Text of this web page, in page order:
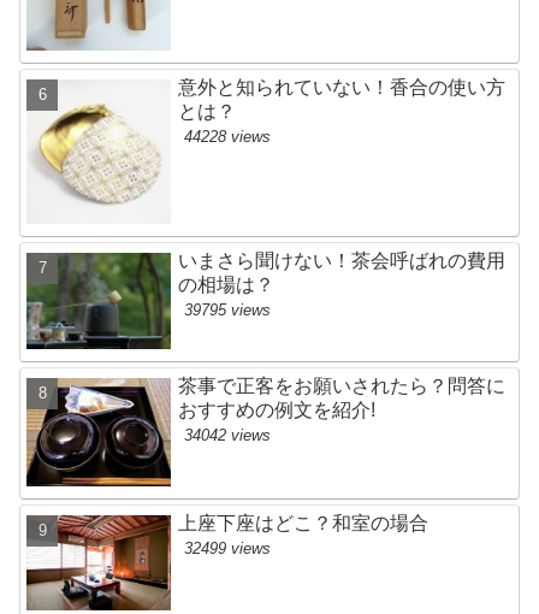
意外と知られていない！香合の使い方
とは？
44228 views
いまさら聞けない！茶会呼ばれの費用
の相場は？
39795 views
茶事で正客をお願いされたら？問答に
おすすめの例文を紹介!
34042 views
上座下座はどこ？和室の場合
32499 views